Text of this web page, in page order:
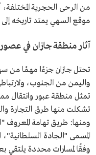
من الرحى الحجرية
موقع السهي يمتد تاريخه إلى
آثار منطقة جازان في
تحتل جازان جزءًا مهمًا من
واليمن من الجنوب،
تمثل منطقة عبور وانتقال
تشكلت منها طرق التجارة
ومنها: طريق تهامة
المسمى "الجادة السلطانية"،
وفقًا لمسارات محددة يلتقي